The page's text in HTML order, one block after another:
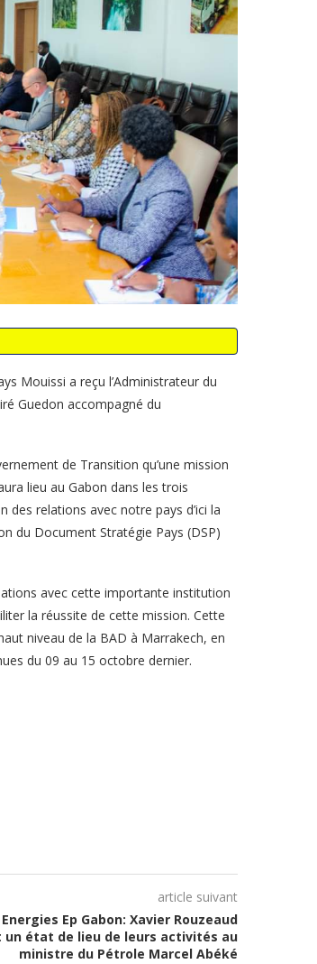
Mouissi a reçu l’Administrateur du
Guedon accompagné du
de Transition qu’une mission
lieu au Gabon dans les trois
des relations avec notre pays d’ici la
du Document Stratégie Pays (DSP)
avec cette importante institution
la réussite de cette mission. Cette
niveau de la BAD à Marrakech, en
du 09 au 15 octobre dernier.
article suivant
Ep Gabon: Xavier Rouzeaud
état de lieu de leurs activités au
ministre du Pétrole Marcel Abéké